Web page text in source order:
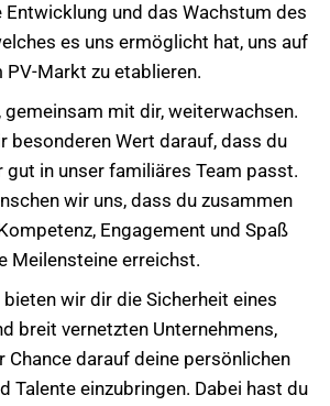
und das Wachstum des
es uns ermöglicht hat, uns auf
PV-Markt zu etablieren.
mit dir, weiterwachsen.
besonderen Wert darauf, dass du
gut in unser familiäres Team passt.
wir uns, dass du zusammen
Engagement und Spaß
Meilensteine erreichst.
bieten wir dir die Sicherheit eines
breit vernetzten Unternehmens,
Chance darauf deine persönlichen
Talente einzubringen. Dabei hast du